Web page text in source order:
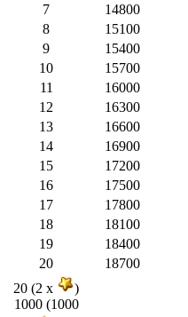
7
14800
8
15100
9
15400
10
15700
11
16000
12
16300
13
16600
14
16900
15
17200
16
17500
17
17800
18
18100
19
18400
20
18700
20 (2 x
)
1000 (1000